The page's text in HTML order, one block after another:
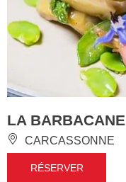
LA BARBACANE
CARCASSONNE
RÉSERVER